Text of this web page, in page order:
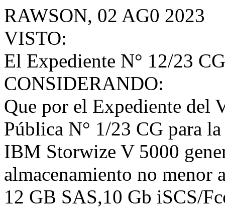
RAWSON, 02 AG0 2023
VISTO:
El Expediente N° 12/23
CONSIDERANDO:
Que por el Expediente del
Pública N° 1/23 CG para
IBM Storwize V 5000
almacenamiento no menor
12 GB SAS,10 Gb iSCS/